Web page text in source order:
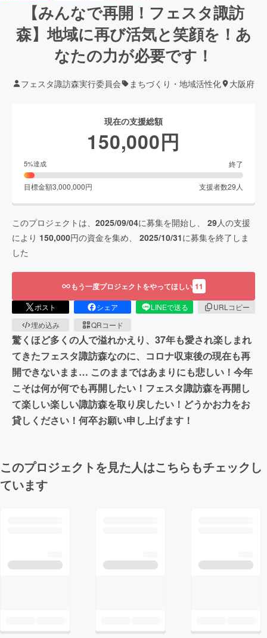
【みんなで再開！フェスタ諏訪
森】地域に再び活気と笑顔を！あ
なたの力が必要です！
フェスタ諏訪森実行委員会 まちづくり・地域活性化 大阪府
現在の支援総額
150,000円
5%達成 終了
目標金額3,000,000円 支援者数29 人
このプロジェクトは、 2025/09/04に募集を開始し、 29人の支援
により 150,000円の資金を集め、 2025/10/31に募集を終了しま
した
もう一度プロジェクトをやってほしい 11
ポスト シェア LINEで送る
URLコピー
埋め込み
QRコード
驚くほど多くの人で溢れかえり、37年も愛され楽しまれ
てきたフェスタ諏訪森なのに、コロナ収束後の現在も再
開できないまま… このままではあまりにも悲しい！今年
こそは何が何でも再開したい！フェスタ諏訪森を再開し
て楽しい楽しい諏訪森を取り戻したい！どうかお力をお
貸しください！何卒お願い申し上げます！
このプロジェクトを見た人はこちらもチェックし
ています